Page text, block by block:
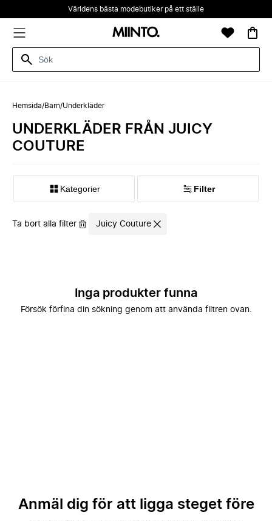
Världens bästa modebutiker på ett ställe
Hemsida/Barn/Underkläder
UNDERKLÄDER FRÅN JUICY
COUTURE
Kategorier Filter
Ta bort alla filter Juicy Couture
Inga produkter funna
Försök förfina din sökning genom att använda filtren ovan.
Anmäl dig för att ligga steget före